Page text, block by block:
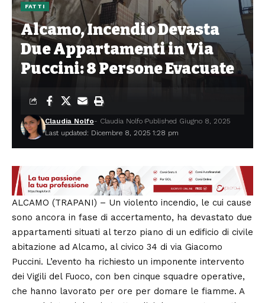
FATTI
Alcamo, Incendio Devasta
Due Appartamenti in Via
Puccini: 8 Persone Evacuate
Last updated: Dicembre 8, 2025 1:28 pm
Claudia Nolfo- Claudia Nolfo Published Giugno 8, 2025
ALCAMO (TRAPANI) – Un violento incendio, le cui cause
sono ancora in fase di accertamento, ha devastato due
appartamenti situati al terzo piano di un edificio di civile
abitazione ad Alcamo, al civico 34 di via Giacomo
Puccini. L’evento ha richiesto un imponente intervento
dei Vigili del Fuoco, con ben cinque squadre operative,
che hanno lavorato per ore per domare le fiamme. A